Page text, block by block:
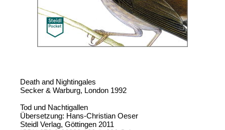
Death and Nightingales
Secker & Warburg, London 1992
Tod und Nachtigallen
Übersetzung: Hans-Christian Oeser
Steidl Verlag, Göttingen 2011